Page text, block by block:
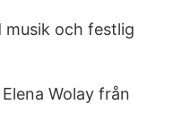
musik och festlig
Wolay från